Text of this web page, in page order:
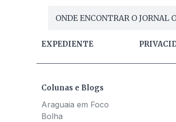
ONDE ENCONTRAR O JORNAL
EXPEDIENTE
Colunas e Blogs
Araguaia em Foco
Bolha